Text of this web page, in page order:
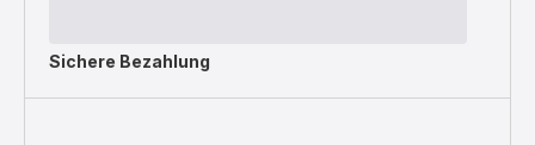
Sichere Bezahlung